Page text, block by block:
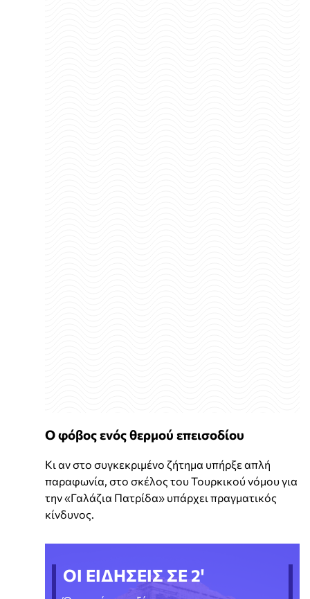
Ο φόβος ενός θερμού επεισοδίου
Κι αν στο συγκεκριμένο ζήτημα υπήρξε απλή
παραφωνία, στο σκέλος του Τουρκικού νόμου για
την «Γαλάζια Πατρίδα» υπάρχει πραγματικός
κίνδυνος.
ΟΙ ΕΙΔΗΣΕΙΣ ΣΕ 2'